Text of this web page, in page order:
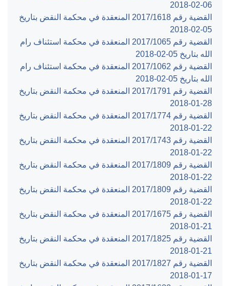
‎2018-02-06‏
القضية رقم ‎1618‏/‎2017‏ المنعقدة في محكمة النقض بتاريخ
‎2018-02-05‏
القضية رقم ‎1065‏/‎2017‏ المنعقدة في محكمة استئناف رام
الله بتاريخ ‎2018-02-05‏
القضية رقم ‎1062‏/‎2017‏ المنعقدة في محكمة استئناف رام
الله بتاريخ ‎2018-02-05‏
القضية رقم ‎1791‏/‎2017‏ المنعقدة في محكمة النقض بتاريخ
‎2018-01-28‏
القضية رقم ‎1774‏/‎2017‏ المنعقدة في محكمة النقض بتاريخ
‎2018-01-22‏
القضية رقم ‎1743‏/‎2017‏ المنعقدة في محكمة النقض بتاريخ
‎2018-01-22‏
القضية رقم ‎1809‏/‎2017‏ المنعقدة في محكمة النقض بتاريخ
‎2018-01-22‏
القضية رقم ‎1809‏/‎2017‏ المنعقدة في محكمة النقض بتاريخ
‎2018-01-22‏
القضية رقم ‎1675‏/‎2017‏ المنعقدة في محكمة النقض بتاريخ
‎2018-01-21‏
القضية رقم ‎1825‏/‎2017‏ المنعقدة في محكمة النقض بتاريخ
‎2018-01-21‏
القضية رقم ‎1827‏/‎2017‏ المنعقدة في محكمة النقض بتاريخ
‎2018-01-17‏